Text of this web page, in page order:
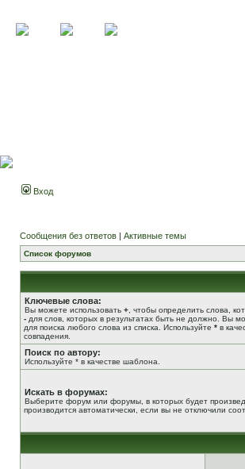
Вход
Сообщения без ответов | Активные темы
Список форумов
Ключевые слова:
Вы можете использовать + , чтобы определить слова,
- для слов, которых в результатах быть не должно. Вы
для поиска любого слова из списка. Используйте * в
совпадения.
Поиск по автору:
Используйте * в качестве шаблона.
Искать в форумах:
Выберите форум или форумы, в которых будет
производится автоматически, если вы не отключили